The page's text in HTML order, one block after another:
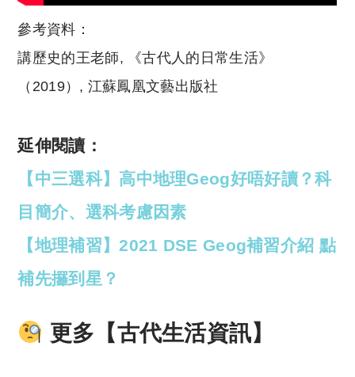
參考資料：
講歷史的王老師, 《古代人的日常生活》
（2019）, 江蘇鳳凰文藝出版社
延伸閱讀：
【中三選科】高中地理Geog好唔好讀？科
目簡介、選科考慮因素
【地理補習】2021 DSE Geog補習介紹 點
補先攞到星？
更多【古代生活資訊】